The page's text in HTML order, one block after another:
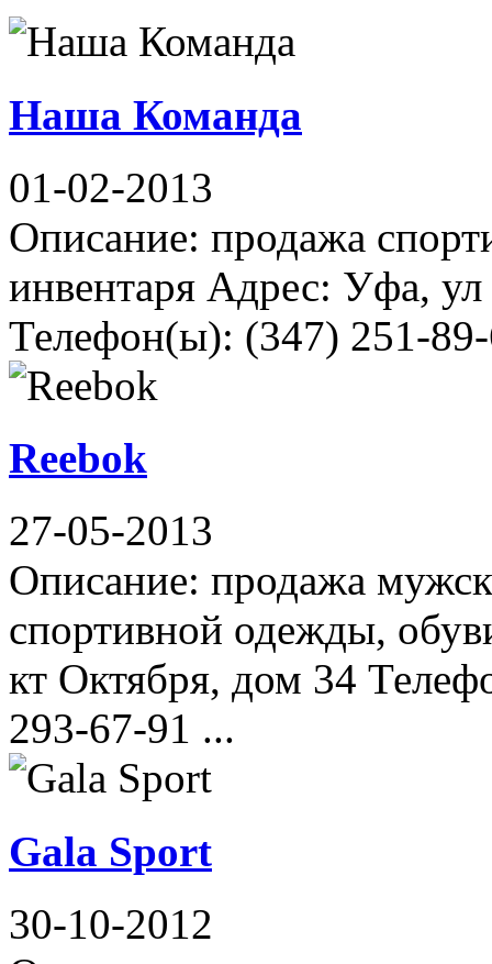
Наша Команда
01-02-2013
Описание: продажа
инвентаря Адрес: Уфа,
Телефон(ы): (347) 251-
Reebok
27-05-2013
Описание: продажа
спортивной одежды,
кт Октября, дом 34
293-67-91 ...
Gala Sport
30-10-2012